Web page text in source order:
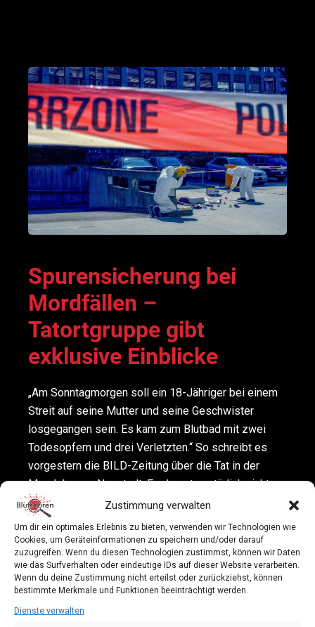
Zustimmung verwalten
Um dir ein optimales Erlebnis zu bieten, verwenden wir Technologien wie
Cookies, um Geräteinformationen zu speichern und/oder darauf
zuzugreifen. Wenn du diesen Technologien zustimmst, können wir Daten
wie das Surfverhalten oder eindeutige IDs auf dieser Website verarbeiten.
Wenn du deine Zustimmung nicht erteilst oder zurückziehst, können
bestimmte Merkmale und Funktionen beeinträchtigt werden.
Dienste verwalten
Spurensicherung bei
Mordfällen –
Tatortgruppe gibt
exklusive Einblicke
„Am Sonntagmorgen soll ein 18-Jähriger bei einem
Streit auf seine Mutter und seine Geschwister
losgegangen sein. Es kam zum Blutbad mit zwei
Todesopfern und drei Verletzten.“ So schreibt es
vorgestern die BILD-Zeitung über die Tat in der
Magdeburger Neustadt. Es dauerte natürlich nicht
lange bis ein Team der Spurensicherung den Tatort
untersuchte.
Der oberste Spurenleser ist Michael Ulrich und am 3.
April 2024 zu Gast beim Live-Podcast in der
Spurensicherung, leitet die Tatortgruppe vom LKA